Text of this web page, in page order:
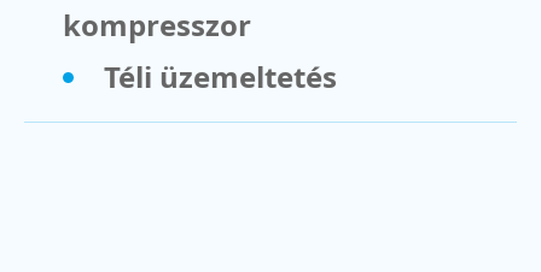
kompresszor
Téli üzemeltetés